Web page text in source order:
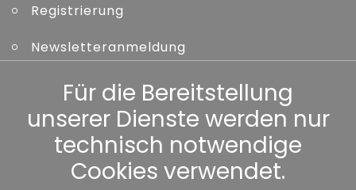
Registrierung
Newsletteranmeldung
Kennwort vergessen
Sonstiges
Für die Bereitstellung
unserer Dienste werden nur
technisch notwendige
Cookies verwendet.